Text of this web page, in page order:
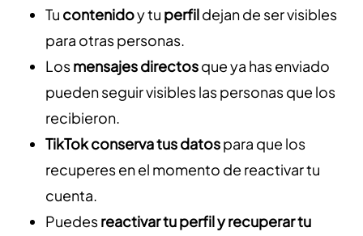
Tu contenidoy tu perfildejan de ser visibles
para otras personas.
Losmensajes directosque ya has enviado
pueden seguir visibles las personas que los
recibieron.
TikTok conserva tus datospara que los
recuperes en el momento de reactivar tu
cuenta.
Puedesreactivar tu perfil y recuperar tu